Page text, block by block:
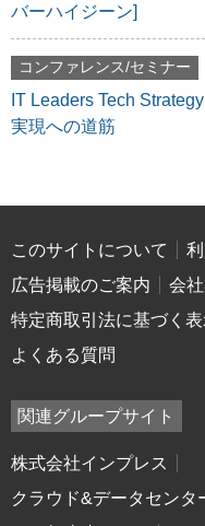
バーハイジーン]
コンファレンス/セミナー
IT Leaders Tech
実現への道筋
このサイトについて
広告掲載のご案内
会
特定商取引法に基づく
よくある質問
関連グループサイト
株式会社インプレス
クラウド&データセンタ